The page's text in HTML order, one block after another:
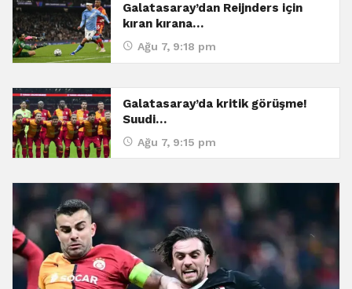
Galatasaray’dan Reijnders için
kıran kırana…
Ağu 7, 9:18 pm
Galatasaray’da kritik görüşme!
Suudi…
Ağu 7, 9:15 pm